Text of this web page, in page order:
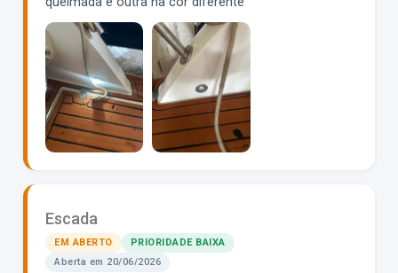
Escada
EM ABERTO
PRIORIDADE BAIXA
Aberta em 20/06/2026